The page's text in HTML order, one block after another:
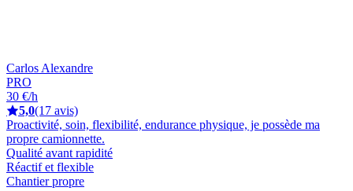
Carlos Alexandre
PRO
30 €/h
5,0(17 avis)
Proactivité, soin, flexibilité, endurance physique, je possède ma
propre camionnette.
Qualité avant rapidité
Réactif et flexible
Chantier propre